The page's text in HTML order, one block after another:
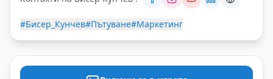
#Бисер_Кунчев#Пътуване#Маркетинг